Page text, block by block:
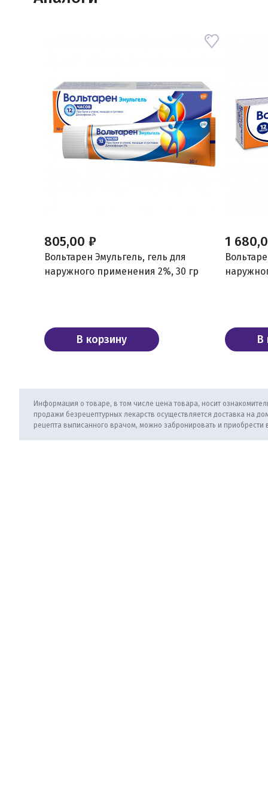
805,00 ₽
Вольтарен Эмульгель, гель для
наружного применения 2%, 30 гр
В корзину
1
В
Информация о товаре, в том числе цена товара, носит
продажи безрецептурных лекарств осуществляется доставка на
рецепта выписанного врачом, можно забронировать и приобрести